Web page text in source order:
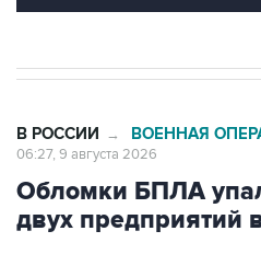
В РОССИИ → ВОЕННАЯ
06:27, 9 августа 2026
Обломки БПЛА
двух предприятий